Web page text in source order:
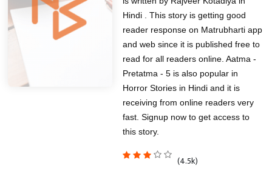
Hindi . This story is getting good
reader response on Matrubharti app
and web since it is published free to
read for all readers online. Aatma -
Pretatma - 5 is also popular in
Horror Stories in Hindi and it is
receiving from online readers very
fast. Signup now to get access to
this story.
(4.5k)